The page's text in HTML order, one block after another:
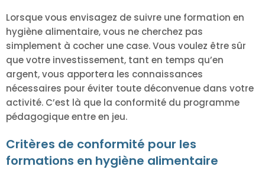
Lorsque vous envisagez de suivre une formation en
hygiène alimentaire, vous ne cherchez pas
simplement à cocher une case. Vous voulez être sûr
que votre investissement, tant en temps qu’en
argent, vous apportera les connaissances
nécessaires pour éviter toute déconvenue dans votre
activité. C’est là que la conformité du programme
pédagogique entre en jeu.
Critères de conformité pour les
formations en hygiène alimentaire